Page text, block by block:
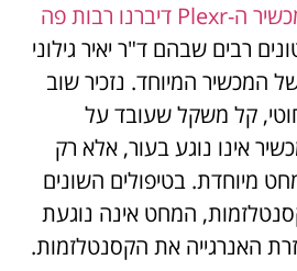
על מכשיר ה-Plexr דיברנו רבות פה
רבים שבהם ד"ר יאיר גילוני
המכשיר המיוחד. נזכיר שוב
קל משקל שעובד על
אינו נוגע בעור, אלא רק
מיוחדת. בטיפולים השונים
המחט אינה נוגעת
האנרגייה את הקסנטלזמות.